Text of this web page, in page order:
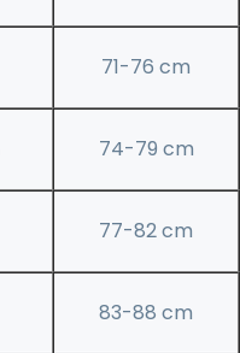
71-76 cm
74-79 cm
77-82 cm
83-88 cm